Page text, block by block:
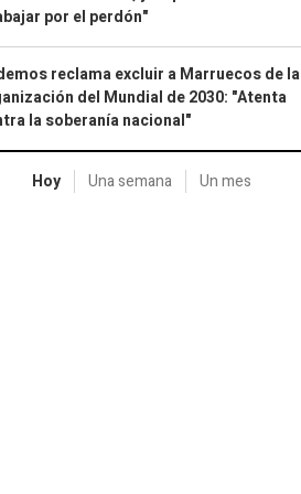
por el perdón"
reclama excluir a Marruecos de la
del Mundial de 2030: "Atenta
la soberanía nacional"
Hoy Una semana Un mes